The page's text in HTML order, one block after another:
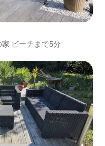
ビーチまで5分